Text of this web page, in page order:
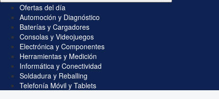
Ofertas del día
Automoción y Diagnóstico
Baterías y Cargadores
Consolas y Videojuegos
Electrónica y Componentes
Herramientas y Medición
Informática y Conectividad
Soldadura y Reballing
Telefonía Móvil y Tablets